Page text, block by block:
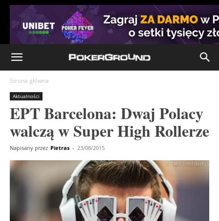
Strona główna
Aktualności
EPT Barcelona: Dwaj Polacy
walczą w Super High Rollerze
Napisany przez Pietras - 23/08/2015